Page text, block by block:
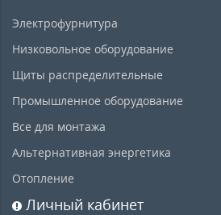
Электрофурнитура
Низковольное оборудование
Щиты распределительные
Промышленное оборудование
Все для монтажа
Альтернативная энергетика
Отопление
Личный кабинет